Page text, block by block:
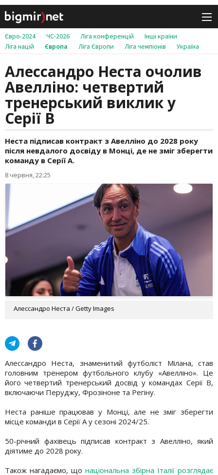
Євро-2024 ЧС-2026 Ліга конференцій
Інші країни
Ліга націй
Європа Ліга Європи Ліга чемпіонів Україна
Алессандро Неста очолив
Авелліно: четвертий
тренерський виклик у
Серії B
Неста підписав контракт з Авелліно до 2028 року
після невдалого досвіду в Монці, де не зміг зберегти
команду в Серії А.
8 червня, 22:25
Алессандро Неста / Getty Images
Алессандро Неста, знаменитий футболіст Мілана, став
головним тренером футбольного клубу «Авелліно». Це
його четвертий тренерський досвід у командах Серії B,
включаючи Перуджу, Фрозіноне та Регіну.
Неста раніше працював у Монці, але не зміг зберегти
місце команди в Серії А у сезоні 2024/25.
50-річний фахівець підписав контракт з Авелліно, який
діятиме до 2028 року.
Також нагадаємо, що національна збірна Італії розглядає